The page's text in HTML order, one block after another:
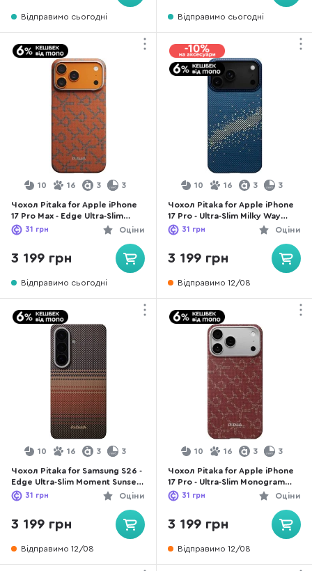
Відправимо сьогодні Відправимо сьогодні
10 16 3 3
Чохол Pitaka for Apple iPhone
17 Pro Max - Edge Ultra-Slim
Monogram Blue/Orange
(KI1703PTKP)
Оціни
31 грн
3 199 грн
Відправимо сьогодні
10 16 3 3
Чохол Pitaka for Apple iPhone
17 Pro - Ultra-Slim Milky Way
Galaxy (KI1705MP)
Оціни
31 грн
3 199 грн
Відправимо 12/08
10 16 3 3
Чохол Pitaka for Samsung S26 -
Edge Ultra-Slim Moment Sunset
(KS2603)
Оціни
31 грн
3 199 грн
Відправимо 12/08
10 16 3 3
Чохол Pitaka for Apple iPhone
17 Pro - Ultra-Slim Monogram
Red/Gold (KI1702PTK)
Оціни
31 грн
3 199 грн
Відправимо 12/08